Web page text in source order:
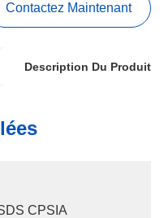
Contactez Maintenant
Description Du Produit
CPSIA